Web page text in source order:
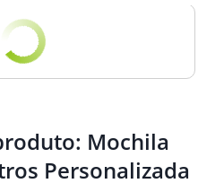
Mochila
Personalizada